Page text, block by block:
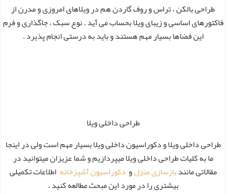
طراحی بالکن ، تراس و روف گاردن هم در ویلاهای امروزی و مدرن از
فاکتورهای اساسی و زیبای ویلا بحساب می آید . نوع سبک ، جاگذاری و فرم
این فضاها بسیار مهم هستند و باید به درستی انجام پذیرد .
طراحی داخلی ویلا
طراحی داخلی ویلا و دکوراسیون داخلی ویلا بسیار مهم است ولی در اینجا
ما به کلیات طراحی داخلی ویلا میپردازیم و شما عزیزان میتوانید در
مقالاتی مانندبازسازی منزلو دکوراسیون آشپزخانه اطلاعات تکمیلی
بیشتری را در مورد این مبحث مطالعه کنید .